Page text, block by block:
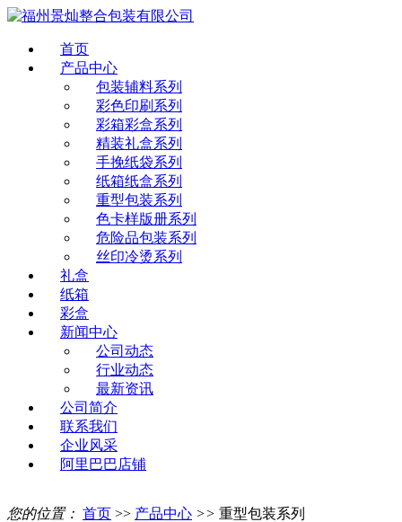
首页
产品中心
包装辅料系列
彩色印刷系列
彩箱彩盒系列
精装礼盒系列
手挽纸袋系列
纸箱纸盒系列
重型包装系列
色卡样版册系列
危险品包装系列
丝印冷烫系列
礼盒
纸箱
彩盒
新闻中心
公司动态
行业动态
最新资讯
公司简介
联系我们
企业风采
阿里巴巴店铺
您的位置： 首页 >> 产品中心 >> 重型包装系列